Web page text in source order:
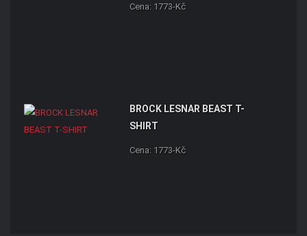
Cena: 1773-Kč
BROCK LESNAR BEAST T-
SHIRT
Cena: 1773-Kč